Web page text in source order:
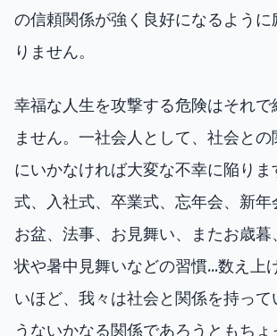
の信頼関係が強く良好になるよう
りません。
幸福な人生を攻撃する危険はそれで
ません。一社会人として、社会と
にいかなければ大変な不幸に陥り
式、入社式、卒業式、忘年会、新年
お盆、法事、お見舞い、またお歳
状や暑中見舞いなどの習慣…数え上
いほど、我々は社会と関係を持って
うないかなる関係であろうともち